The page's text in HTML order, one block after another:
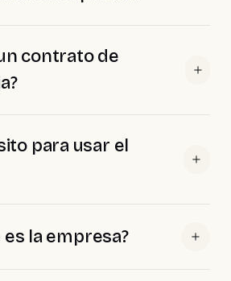
contrato de
para usar el
es la empresa?